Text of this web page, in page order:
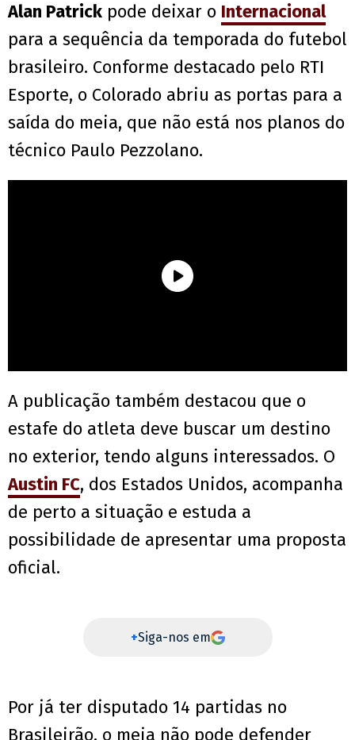
Alan Patrick pode deixar o Internacional
para a sequência da temporada do futebol
brasileiro. Conforme destacado pelo RTI
Esporte, o Colorado abriu as portas para a
saída do meia, que não está nos planos do
técnico Paulo Pezzolano.
A publicação também destacou que o
estafe do atleta deve buscar um destino
no exterior, tendo alguns interessados. O
Austin FC, dos Estados Unidos, acompanha
de perto a situação e estuda a
possibilidade de apresentar uma proposta
oficial.
+Siga-nos em
Por já ter disputado 14 partidas no
Brasileirão, o meia não pode defender